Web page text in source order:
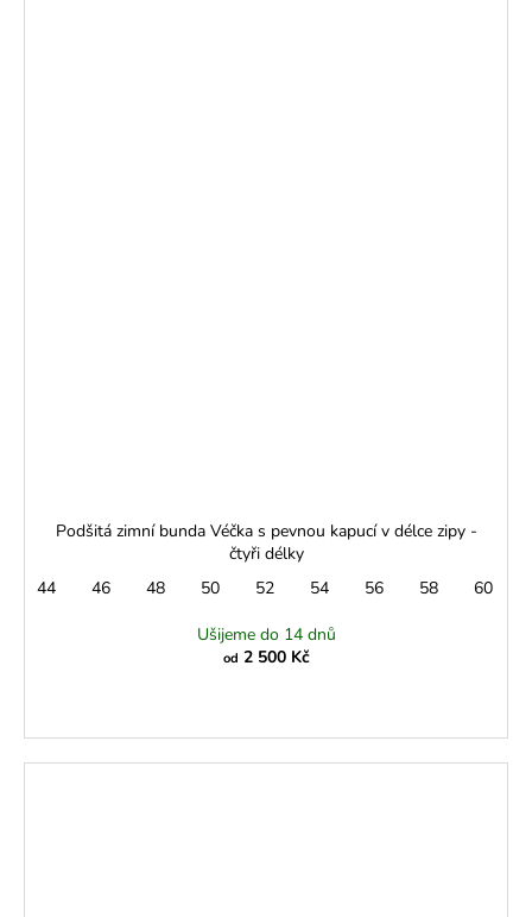
Podšitá zimní bunda Véčka s pevnou kapucí v délce zipy -
čtyři délky
44
46 48 50 52 54 56 58 60
Ušijeme do 14 dnů
od 2 500 Kč